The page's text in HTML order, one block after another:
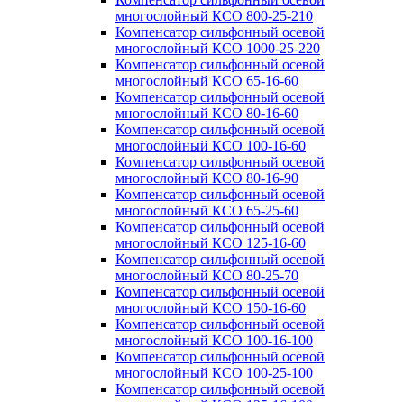
многослойный КСО 800-25-210
Компенсатор сильфонный осевой
многослойный КСО 1000-25-220
Компенсатор сильфонный осевой
многослойный КСО 65-16-60
Компенсатор сильфонный осевой
многослойный КСО 80-16-60
Компенсатор сильфонный осевой
многослойный КСО 100-16-60
Компенсатор сильфонный осевой
многослойный КСО 80-16-90
Компенсатор сильфонный осевой
многослойный КСО 65-25-60
Компенсатор сильфонный осевой
многослойный КСО 125-16-60
Компенсатор сильфонный осевой
многослойный КСО 80-25-70
Компенсатор сильфонный осевой
многослойный КСО 150-16-60
Компенсатор сильфонный осевой
многослойный КСО 100-16-100
Компенсатор сильфонный осевой
многослойный КСО 100-25-100
Компенсатор сильфонный осевой